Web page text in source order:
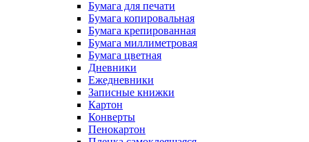
Бумага для печати
Бумага копировальная
Бумага крепированная
Бумага миллиметровая
Бумага цветная
Дневники
Ежедневники
Записные книжки
Картон
Конверты
Пенокартон